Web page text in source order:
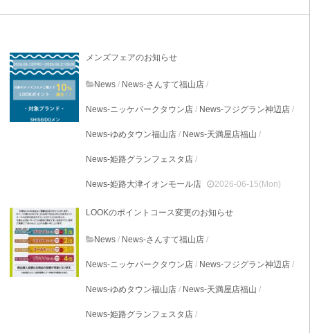
メンズフェアのお知らせ
News / News-さんすて福山店 /
News-ニッケパークタウン店 / News-フジグラン神辺店 /
News-ゆめタウン福山店 / News-天満屋店福山 /
News-姫路グランフェスタ店 /
News-姫路大津イオンモール店 2026-06-15(Mon)
LOOKのポイントコース変更のお知らせ
News / News-さんすて福山店 /
News-ニッケパークタウン店 / News-フジグラン神辺店 /
News-ゆめタウン福山店 / News-天満屋店福山 /
News-姫路グランフェスタ店 /